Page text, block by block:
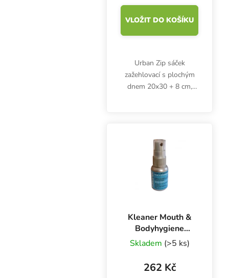
VLOŽIT DO KOŠÍKU
Urban Zip sáček
zažehlovací s plochým
dnem 20x30 + 8 cm,
potraviny. Se zip
uzávěrem a s...
Kleaner Mouth &
Bodyhygiene
Spray 30 ml
Skladem (>5 ks)
262 Kč